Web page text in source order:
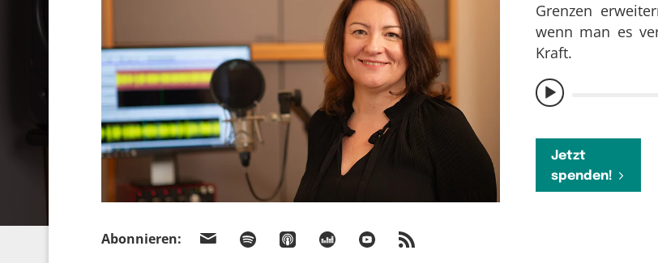
Abonnieren:
Grenzen
wenn man es
Kraft.
Jetzt
spenden!